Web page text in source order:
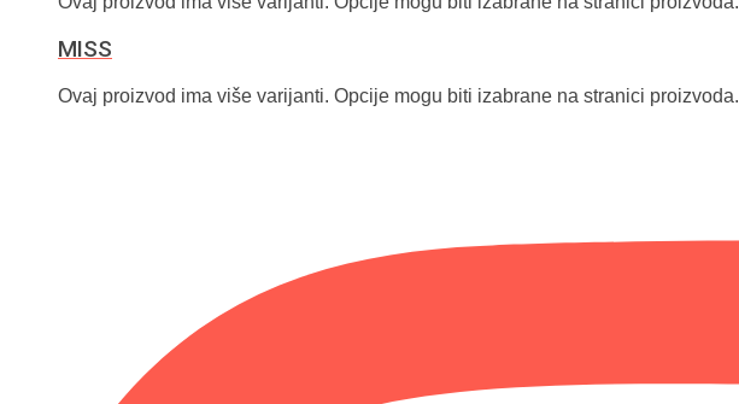
MISS
Ovaj proizvod ima više varijanti. Opcije mogu biti izabrane na stranici proizvoda.